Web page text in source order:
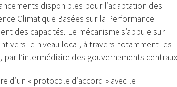
disponibles pour l’adaptation des
Climatique Basées sur la Performance
des capacités. Le mécanisme s’appuie sur
vers le niveau local, à travers notamment les
l’intermédiaire des gouvernements
d’un « protocole d’accord » avec le